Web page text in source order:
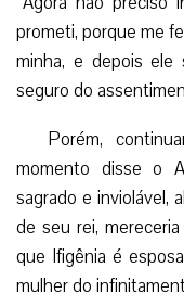
prometi, porque me
minha, e depois ele
seguro do
Porém,
momento disse o
sagrado e inviolável,
de seu rei,
que Ifigênia é
mulher do